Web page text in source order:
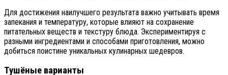
Для достижения наилучшего результата важно учитывать время
запекания и температуру, которые влияют на сохранение
питательных веществ и текстуру блюда. Экспериментируя с
разными ингредиентами и способами приготовления, можно
добиться поистине уникальных кулинарных шедевров.
Тушёные варианты